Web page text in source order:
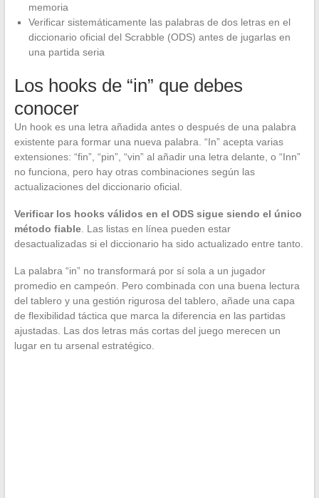
memoria
Verificar sistemáticamente las palabras de dos letras en el
diccionario oficial del Scrabble (ODS) antes de jugarlas en
una partida seria
Los hooks de “in” que debes
conocer
Un hook es una letra añadida antes o después de una palabra
existente para formar una nueva palabra. “In” acepta varias
extensiones: “fin”, “pin”, “vin” al añadir una letra delante, o “Inn”
no funciona, pero hay otras combinaciones según las
actualizaciones del diccionario oficial.
Verificar los hooks válidos en el ODS sigue siendo el único
método fiable. Las listas en línea pueden estar
desactualizadas si el diccionario ha sido actualizado entre tanto.
La palabra “in” no transformará por sí sola a un jugador
promedio en campeón. Pero combinada con una buena lectura
del tablero y una gestión rigurosa del tablero, añade una capa
de flexibilidad táctica que marca la diferencia en las partidas
ajustadas. Las dos letras más cortas del juego merecen un
lugar en tu arsenal estratégico.